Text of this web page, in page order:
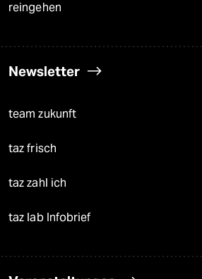
reingehen
Newsletter
team zukunft
taz frisch
taz zahl ich
taz lab Infobrief